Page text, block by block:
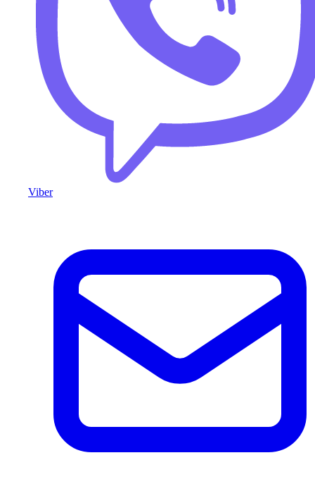
Viber